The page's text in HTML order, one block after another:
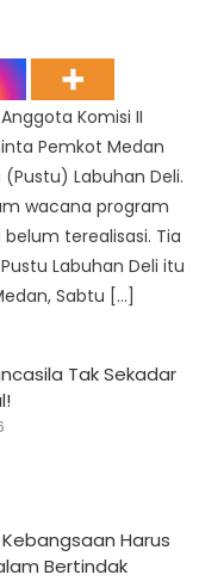
Komisi II
Pemkot Medan
Labuhan Deli.
wacana program
terealisasi. Tia
Labuhan Deli itu
Sabtu […]
Tak Sekadar
Kebangsaan Harus
Bertindak